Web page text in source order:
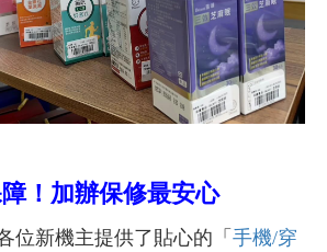
！加辦保修最安心
新機主提供了貼心的「 手機/穿